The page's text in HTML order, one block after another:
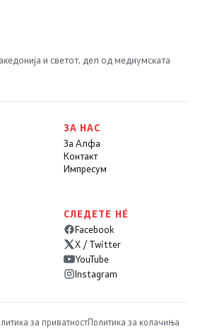
и светот, дел од медиумската
ЗА НАС
За Алфа
Контакт
Импресум
СЛЕДЕТЕ НÉ
Facebook
X / Twitter
YouTube
Instagram
за приватностПолитика за колачиња